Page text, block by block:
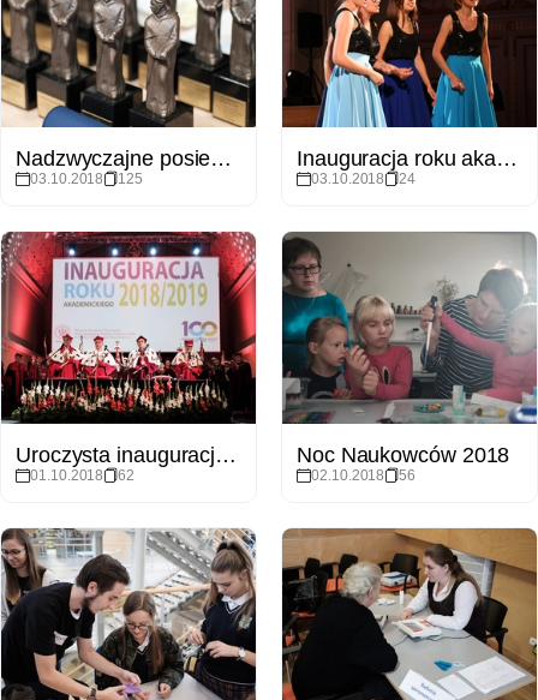
Nadzwyczajne posiedzenie Senatu Uniwersytetu im. Adama Mickiewicza w Poznaniu
03.10.2018 125
Inauguracja roku akademickiego dla studentów zagranicznych
03.10.2018 24
Uroczysta inauguracja roku akademickiego 2018/2019
01.10.2018 62
Noc Naukowców 2018
02.10.2018 56